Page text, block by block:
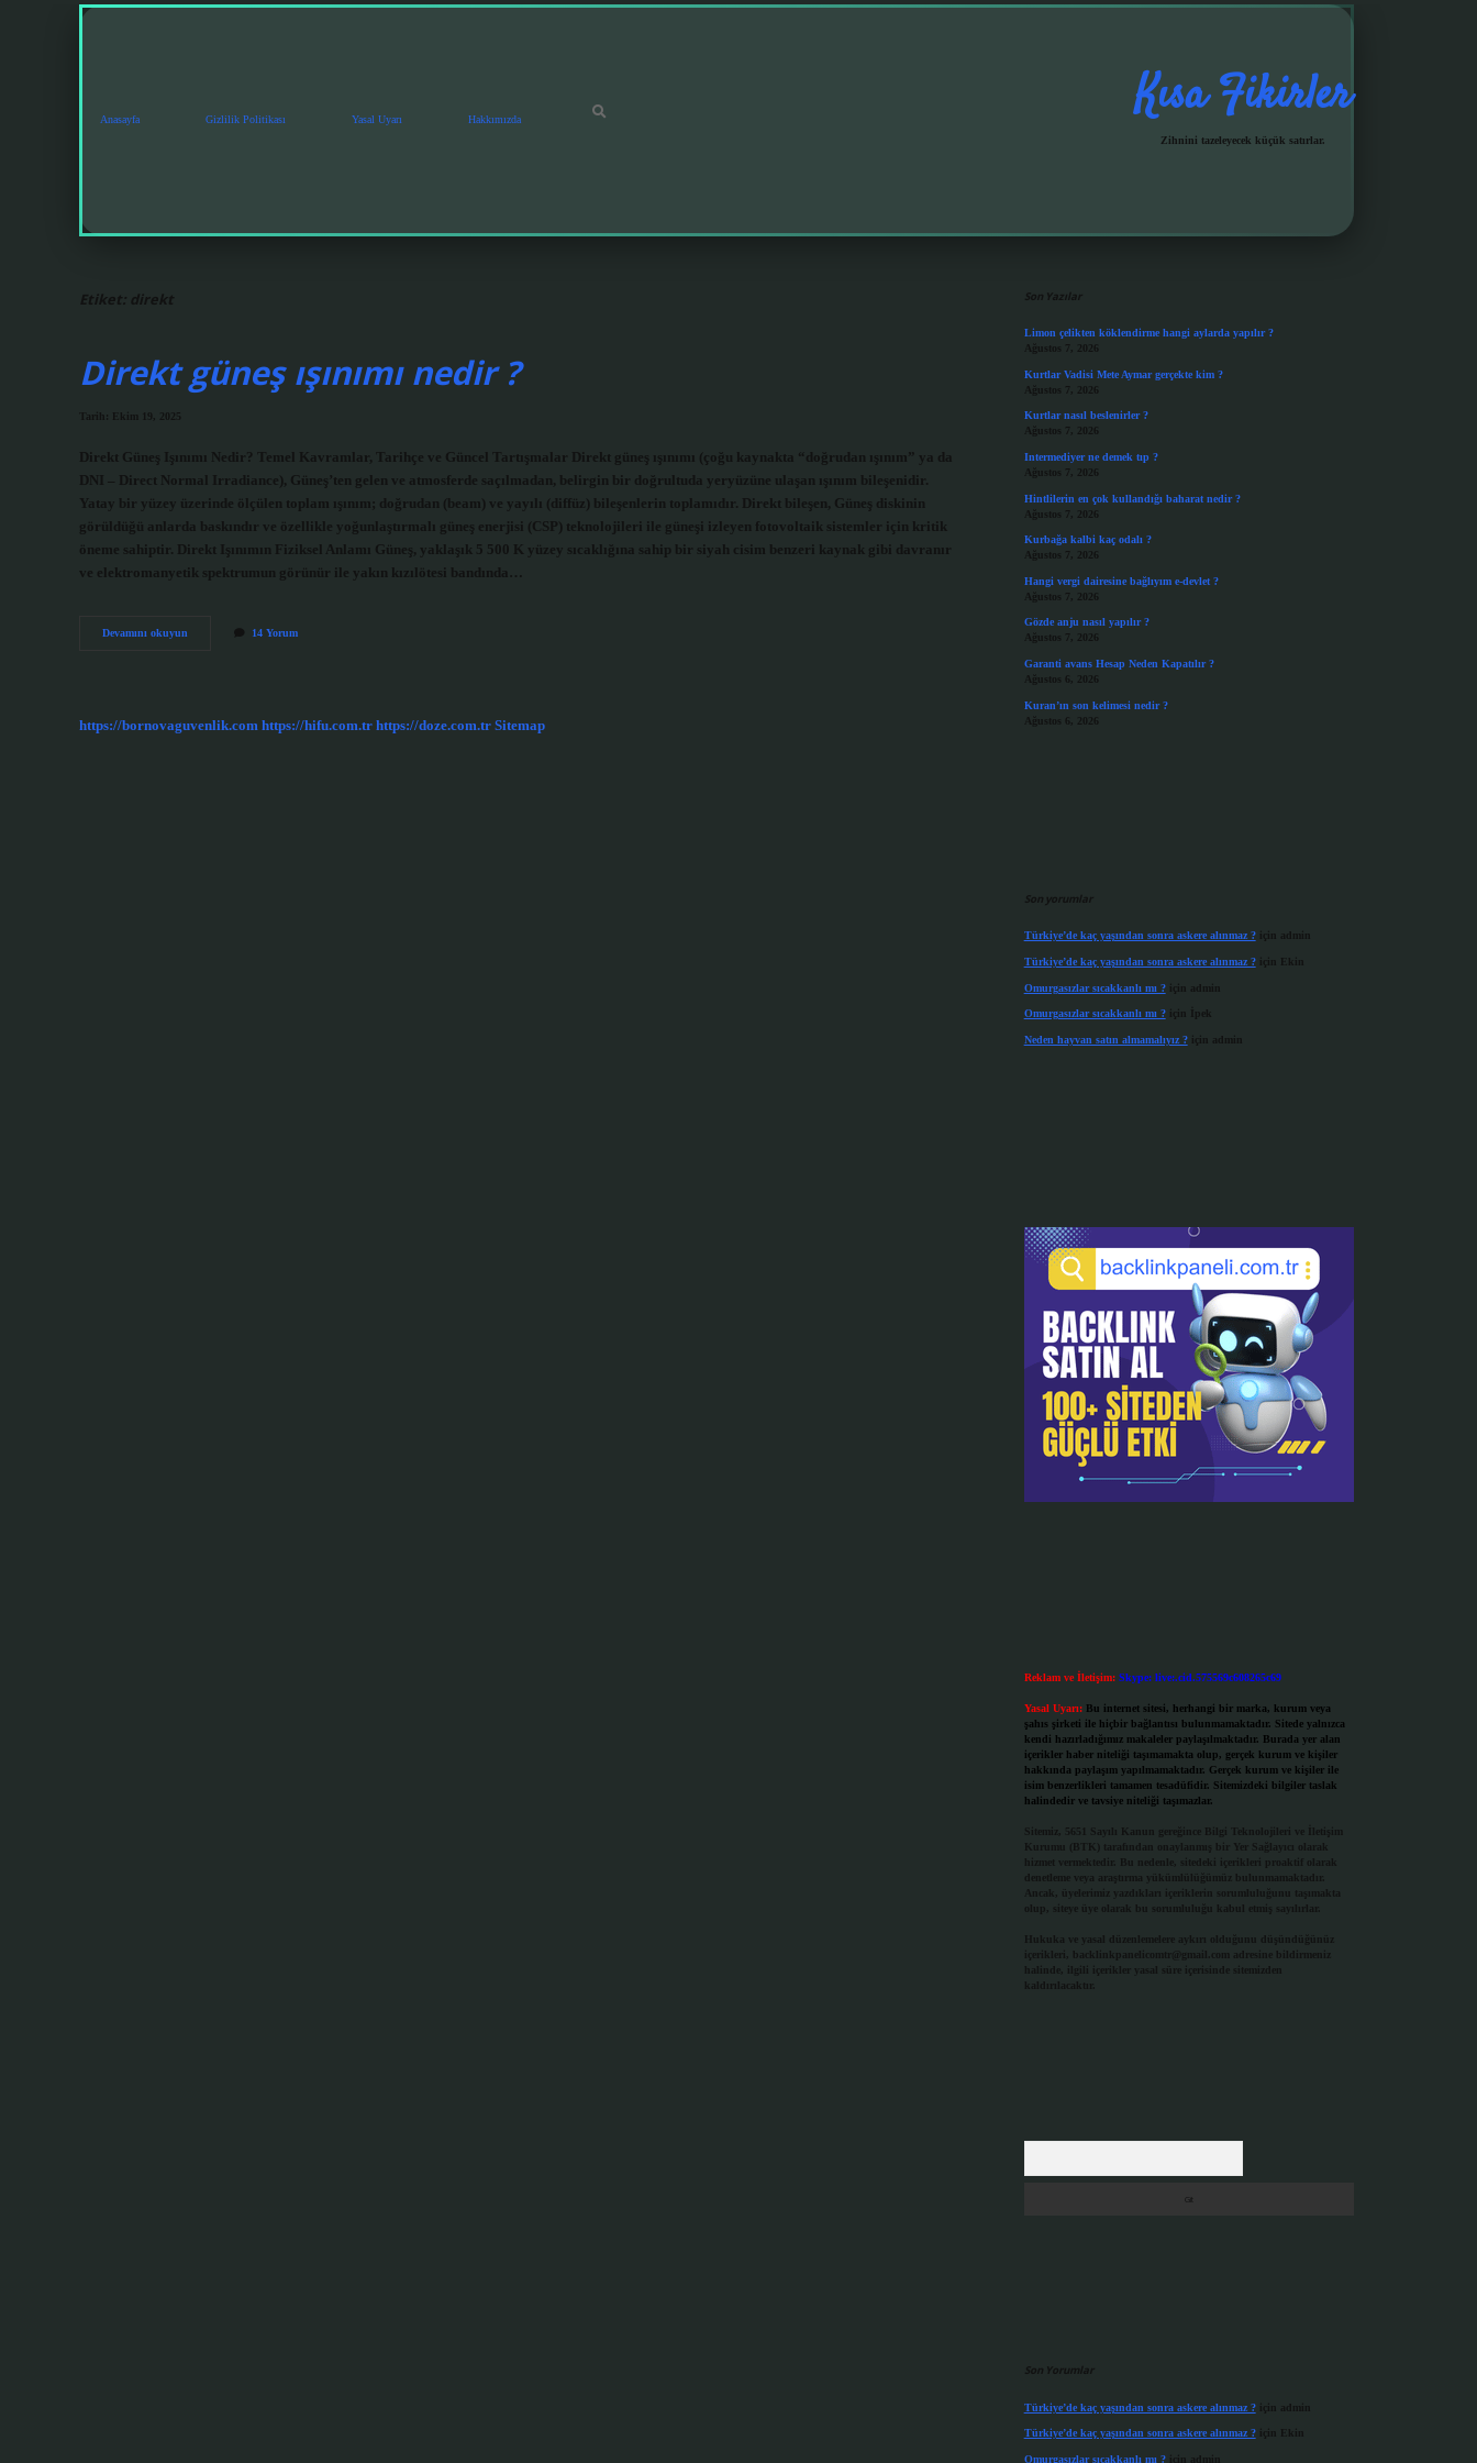
Anasayfa Gizlilik Politikası Yasal Uyarı Hakkımızda Kısa Fikirler
Zihnini tazeleyecek küçük satırlar.
Etiket: direkt
Direkt güneş ışınımı nedir ?
Tarih: Ekim 19, 2025
Direkt Güneş Işınımı Nedir? Temel Kavramlar, Tarihçe ve Güncel Tartışmalar Direkt güneş ışınımı (çoğu kaynakta “doğrudan ışınım” ya da
DNI – Direct Normal Irradiance), Güneş’ten gelen ve atmosferde saçılmadan, belirgin bir doğrultuda yeryüzüne ulaşan ışınım bileşenidir.
Yatay bir yüzey üzerinde ölçülen toplam ışınım; doğrudan (beam) ve yayılı (diffüz) bileşenlerin toplamıdır. Direkt bileşen, Güneş diskinin
görüldüğü anlarda baskındır ve özellikle yoğunlaştırmalı güneş enerjisi (CSP) teknolojileri ile güneşi izleyen fotovoltaik sistemler için kritik
öneme sahiptir. Direkt Işınımın Fiziksel Anlamı Güneş, yaklaşık 5 500 K yüzey sıcaklığına sahip bir siyah cisim benzeri kaynak gibi davranır
ve elektromanyetik spektrumun görünür ile yakın kızılötesi bandında…
Devamını okuyun 14 Yorum
https://bornovaguvenlik.com https://hifu.com.tr https://doze.com.tr Sitemap
Son Yazılar
Limon çelikten köklendirme hangi aylarda yapılır ?
Ağustos 7, 2026
Kurtlar Vadisi Mete Aymar gerçekte kim ?
Ağustos 7, 2026
Kurtlar nasıl beslenirler ?
Ağustos 7, 2026
Intermediyer ne demek tıp ?
Ağustos 7, 2026
Hintlilerin en çok kullandığı baharat nedir ?
Ağustos 7, 2026
Kurbağa kalbi kaç odalı ?
Ağustos 7, 2026
Hangi vergi dairesine bağlıyım e-devlet ?
Ağustos 7, 2026
Gözde anju nasıl yapılır ?
Ağustos 7, 2026
Garanti avans Hesap Neden Kapatılır ?
Ağustos 6, 2026
Kuran’ın son kelimesi nedir ?
Ağustos 6, 2026
Son yorumlar
Türkiye’de kaç yaşından sonra askere alınmaz ?için admin
Türkiye’de kaç yaşından sonra askere alınmaz ?için Ekin
Omurgasızlar sıcakkanlı mı ?için admin
Omurgasızlar sıcakkanlı mı ?için İpek
Neden hayvan satın almamalıyız ?için admin
Reklam ve İletişim: Skype: live:.cid.575569c608265c69
Yasal Uyarı: Bu internet sitesi, herhangi bir marka, kurum veya
şahıs şirketi ile hiçbir bağlantısı bulunmamaktadır. Sitede yalnızca
kendi hazırladığımız makaleler paylaşılmaktadır. Burada yer alan
içerikler haber niteliği taşımamakta olup, gerçek kurum ve kişiler
hakkında paylaşım yapılmamaktadır. Gerçek kurum ve kişiler ile
isim benzerlikleri tamamen tesadüfidir. Sitemizdeki bilgiler taslak
halindedir ve tavsiye niteliği taşımazlar.
Sitemiz, 5651 Sayılı Kanun gereğince Bilgi Teknolojileri ve İletişim
Kurumu (BTK) tarafından onaylanmış bir Yer Sağlayıcı olarak
hizmet vermektedir. Bu nedenle, sitedeki içerikleri proaktif olarak
denetleme veya araştırma yükümlülüğümüz bulunmamaktadır.
Ancak, üyelerimiz yazdıkları içeriklerin sorumluluğunu taşımakta
olup, siteye üye olarak bu sorumluluğu kabul etmiş sayılırlar.
Hukuka ve yasal düzenlemelere aykırı olduğunu düşündüğünüz
içerikleri,
backlinkpanelicomtr@gmail.com adresine bildirmeniz
halinde, ilgili içerikler yasal süre içerisinde sitemizden
kaldırılacaktır.
Son Yorumlar
Türkiye’de kaç yaşından sonra askere alınmaz ?için admin
Türkiye’de kaç yaşından sonra askere alınmaz ?için Ekin
Omurgasızlar sıcakkanlı mı ?için admin